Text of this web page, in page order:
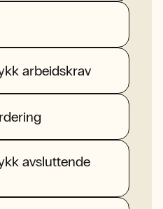
arbeidskrav
avsluttende